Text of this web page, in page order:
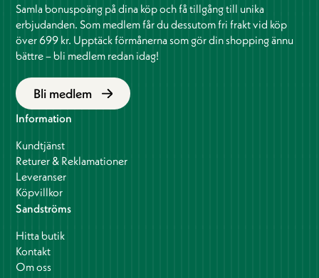
Samla bonuspoäng på dina köp och få tillgång till unika
erbjudanden. Som medlem får du dessutom fri frakt vid köp
över 699 kr. Upptäck förmånerna som gör din shopping ännu
bättre – bli medlem redan idag!
Bli medlem
Information
Kundtjänst
Returer & Reklamationer
Leveranser
Köpvillkor
Sandströms
Hitta butik
Kontakt
Om oss